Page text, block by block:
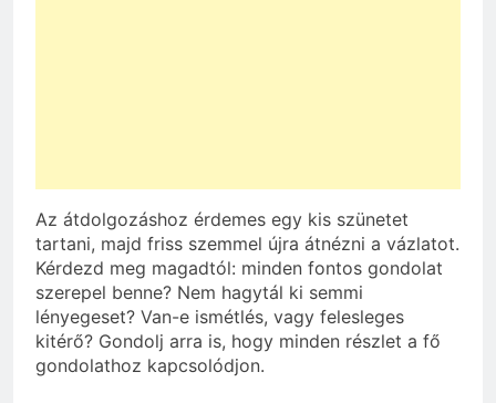
Az átdolgozáshoz érdemes egy kis szünetet
tartani, majd friss szemmel újra átnézni a vázlatot.
Kérdezd meg magadtól: minden fontos gondolat
szerepel benne? Nem hagytál ki semmi
lényegeset? Van-e ismétlés, vagy felesleges
kitérő? Gondolj arra is, hogy minden részlet a fő
gondolathoz kapcsolódjon.